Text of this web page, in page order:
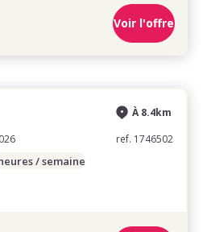
Voir l'offre
À 8.4km
ref. 1746502
/ semaine